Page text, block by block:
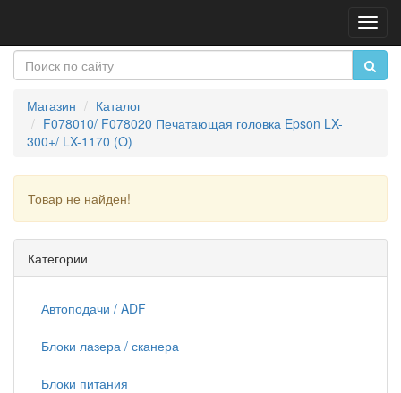
Магазин
Каталог
F078010/ F078020 Печатающая головка Epson LX-
300+/ LX-1170 (O)
Товар не найден!
Категории
Автоподачи / ADF
Блоки лазера / сканера
Блоки питания